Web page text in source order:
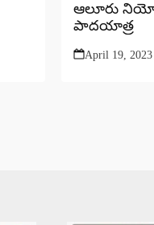
ఆలూరు
పాదయాత్ర
April 19, 2023